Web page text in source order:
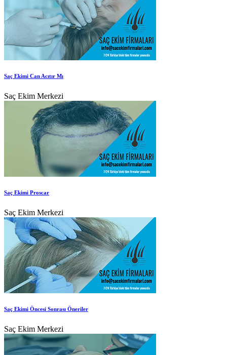
Saç Ekimi Can Acıtır Mı
Saç Ekim Merkezi
Saç Ekimi Proscar
Saç Ekim Merkezi
Saç Ekimi Öncesi Sonrası Öneriler
Saç Ekim Merkezi